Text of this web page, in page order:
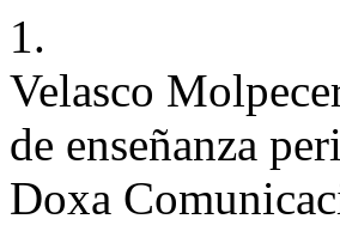
1.
Velasco
de enseñanza
Doxa